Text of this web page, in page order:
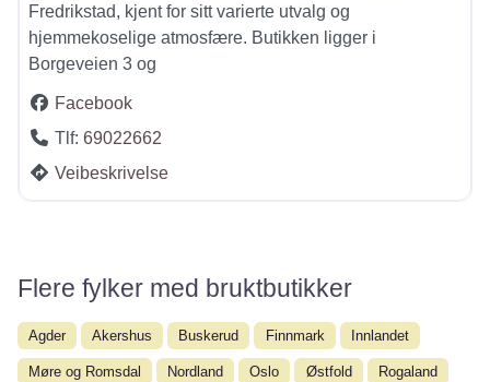
Fredrikstad, kjent for sitt varierte utvalg og
hjemmekoselige atmosfære. Butikken ligger i
Borgeveien 3 og
Facebook
Tlf: 69022662
Veibeskrivelse
Flere fylker med bruktbutikker
Agder Akershus Buskerud Finnmark Innlandet
Møre og Romsdal Nordland Oslo Østfold Rogaland